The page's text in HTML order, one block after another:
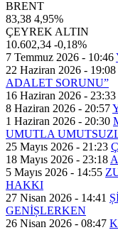
BRENT
83,38 4,95%
ÇEYREK ALTIN
10.602,34 -0,18%
7 Temmuz 2026 - 10:46
22 Haziran 2026 - 19:08
ADALET SORUNU”
16 Haziran 2026 - 23:33
8 Haziran 2026 - 20:57
1 Haziran 2026 - 20:30
UMUTLA
25 Mayıs 2026 - 21:23
18 Mayıs 2026 - 23:18
5 Mayıs 2026 - 14:55
HAKKI
27 Nisan 2026 - 14:41
GENİȘLERKEN
26 Nisan 2026 - 08:47